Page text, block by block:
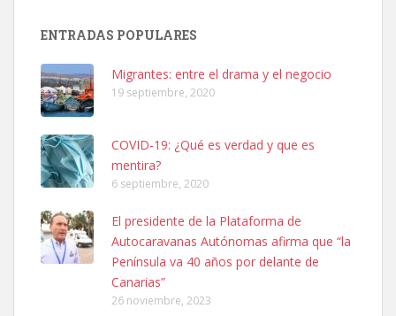
Leales.org » Gran Canaria
SHIBA PERDIDO AVDA JOSE MESA Y LOPEZ
PERRO MACHO RAZA SHIBA CON MICROCHIP PERDIDO HOY
06/07/2025 ZONA MESA Y LOPEZ. ES MUY ASUSTADIZO
Leales.org » Gran Canaria
6.7.2025
ENTRADAS POPULARES
Migrantes: entre el drama y el negocio
19 septiembre, 2020
COVID-19: ¿Qué es verdad y que es
mentira?
6 septiembre, 2020
El presidente de la Plataforma de
Autocaravanas Autónomas afirma que “la
Península va 40 años por delante de
Canarias”
26 noviembre, 2023